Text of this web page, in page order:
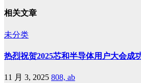
相关文章
未分类
热烈祝贺2025芯和半导体用户大会成
11 月 3, 2025 808, ab